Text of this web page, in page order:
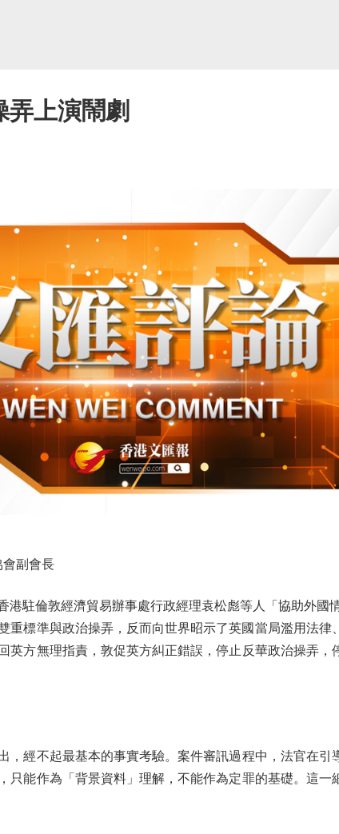
上演鬧劇
副會長
駐倫敦經濟貿易辦事處行政經理袁松彪等人「協助外國
重標準與政治操弄，反而向世界昭示了英國當局濫用法律
英方無理指責，敦促英方糾正錯誤，停止反華政治操弄，
經不起最基本的事實考驗。案件審訊過程中，法官在引
只能作為「背景資料」理解，不能作為定罪的基礎。這一